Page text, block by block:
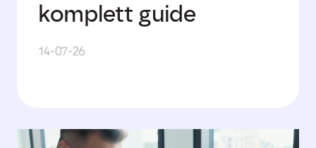
komplett guide
14-07-26